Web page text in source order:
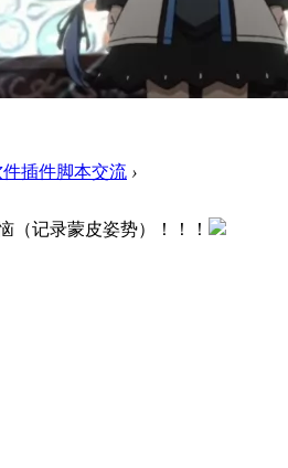
件插件脚本交流 ›
（记录蒙皮姿势）！！！